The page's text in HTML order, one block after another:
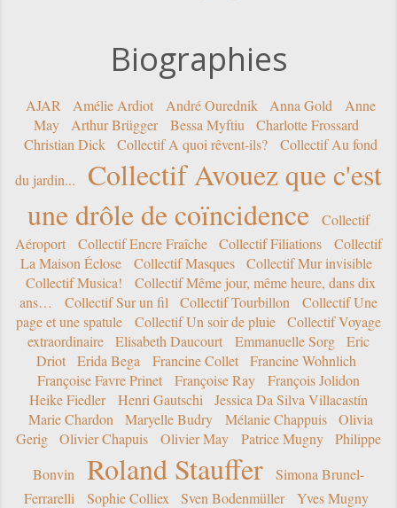
Biographies
AJAR Amélie Ardiot André Ourednik Anna Gold
Anne
May
Arthur Brügger Bessa Myftiu
Charlotte Frossard
Christian Dick
Collectif A quoi rêvent-ils?
Collectif Au fond
du jardin...
Collectif Avouez que c'est
une drôle de coïncidence
Collectif
Aéroport
Collectif Encre Fraîche Collectif Filiations
Collectif
La Maison Éclose
Collectif Masques
Collectif Mur invisible
Collectif Musica!
Collectif Même jour, même heure, dans dix
ans…
Collectif Sur un fil Collectif Tourbillon
Collectif Une
page et une spatule
Collectif Un soir de pluie
Collectif Voyage
extraordinaire
Elisabeth Daucourt Emmanuelle Sorg
Eric
Driot
Erida Bega Francine Collet
Francine Wohnlich
Françoise Favre Prinet
Françoise Ray
François Jolidon
Heike Fiedler
Henri Gautschi
Jessica Da Silva Villacastín
Marie Chardon
Maryelle Budry Mélanie Chappuis
Olivia
Gerig
Olivier Chapuis Olivier May Patrice Mugny
Philippe
Bonvin
Roland Stauffer
Simona Brunel-
Ferrarelli
Sophie Colliex Sven Bodenmüller Yves Mugny